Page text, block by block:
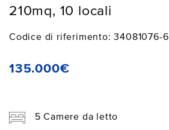
210mq, 10 locali
Codice di riferimento: 34081076-6
135.000€
5 Camere da letto